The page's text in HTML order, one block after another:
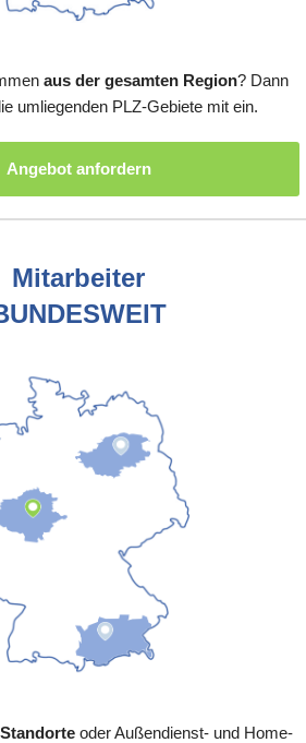
aus der gesamten Region? Dann
umliegenden PLZ-Gebiete mit ein.
Angebot anfordern
Mitarbeiter
oder Außendienst- und Home-